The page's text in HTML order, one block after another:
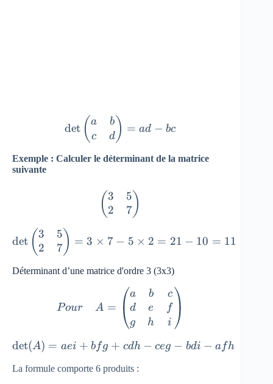
\det\begin{pmatrix}a & b
det (a
c
b
d) = ad − bc
Exemple : Calculer le déterminant de la matrice
suivante
\begin{pmatrix} 3 & 5 \\ 2
(3
2
5
7)
\det\begin{pmatrix}3 & 5
det (3
2
5
7) = 3 × 7 − 5 × 2 = 21 − 10 = 11
Déterminant d’une matrice d'ordre 3 (3x3)
Pour\quad A=
Pour A =
a
d
g
b
e
h
c
f
i
\det (A)
det(A) = aei + bfg + cdh − ceg − bdi − afh
La formule comporte 6 produits :